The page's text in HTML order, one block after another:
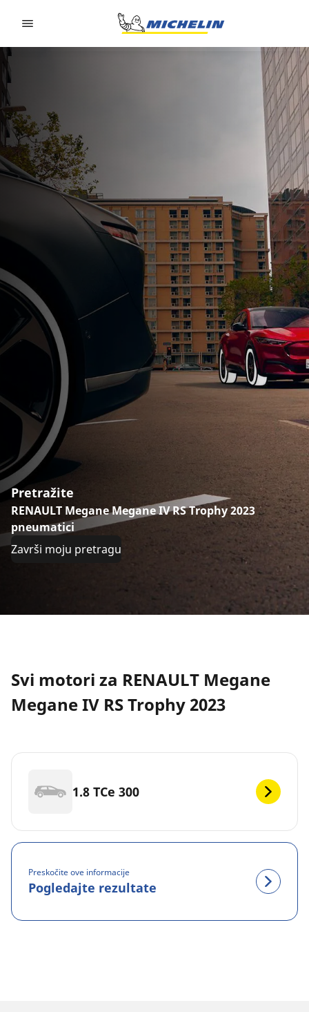
Pretražite
RENAULT Megane Megane IV RS Trophy 2023
pneumatici
Završi moju pretragu
Svi motori za RENAULT Megane
Megane IV RS Trophy 2023
1.8 TCe 300
Preskočite ove informacije
Pogledajte rezultate